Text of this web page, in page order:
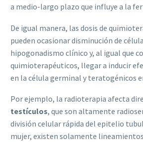
a medio-largo plazo que influye a la
De igual manera, las dosis de
pueden ocasionar disminución de
hipogonadismo clínico y, al igual que
quimioterapéuticos, llegar a inducir
en la célula germinal y teratogénicos
Por ejemplo, la radioterapia afecta
testículos, que son altamente
división celular rápida del epitelio
mujer, existen solamente